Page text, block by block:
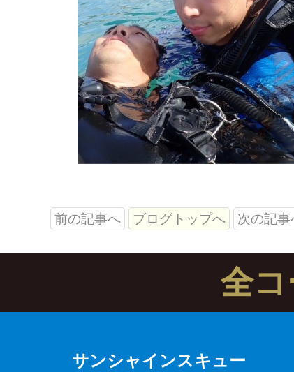
前の記事へ ブログトップへ 次の記事
全
サンシャインスキュー